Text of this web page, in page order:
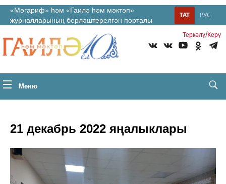
«Мәгариф» һәм «Гаилә һәм мәктәп»
журналларының берләштерелгән порталы
РУС
ТАТ
Теркəлү/Керү
Меню
21 декабрь 2022 яңалыклары